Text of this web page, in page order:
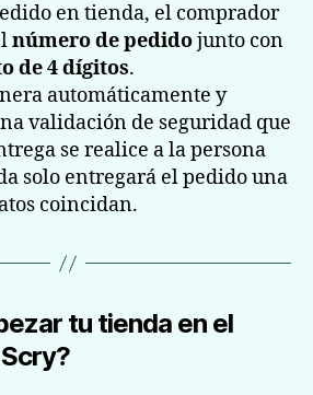
en tienda, el comprador
número de pedidojunto con
de 4 dígitos.
automáticamente y
validación de seguridad que
se realice a la persona
solo entregará el pedido una
coincidan.
tu tienda en el